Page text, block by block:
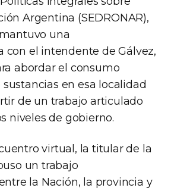
Argentina (SEDRONAR),
una
con el intendente de Gálvez,
abordar el consumo
en esa localidad
de un trabajo articulado
niveles de gobierno.
virtual, la titular de la
un trabajo
la Nación, la provincia y